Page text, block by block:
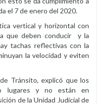
el 7 de enero del 2020.
vertical y horizontal con
que deben conducir y la
tachas reflectivas con la
la velocidad y eviten
Tránsito, explicó que los
lugares y no están en
de la Unidad Judicial de